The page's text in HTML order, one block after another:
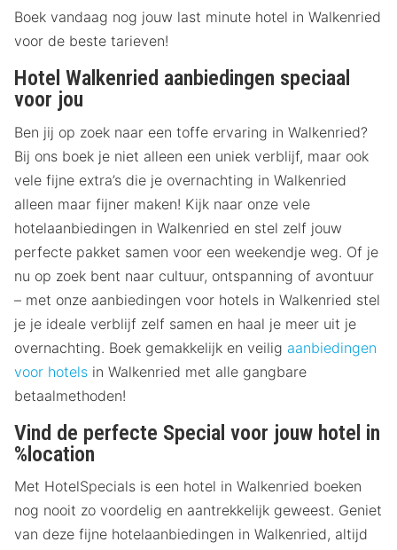
Boek vandaag nog jouw last minute hotel in Walkenried
voor de beste tarieven!
Hotel Walkenried aanbiedingen speciaal
voor jou
Ben jij op zoek naar een toffe ervaring in Walkenried?
Bij ons boek je niet alleen een uniek verblijf, maar ook
vele fijne extra’s die je overnachting in Walkenried
alleen maar fijner maken! Kijk naar onze vele
hotelaanbiedingen in Walkenried en stel zelf jouw
perfecte pakket samen voor een weekendje weg. Of je
nu op zoek bent naar cultuur, ontspanning of avontuur
– met onze aanbiedingen voor hotels in Walkenried stel
je je ideale verblijf zelf samen en haal je meer uit je
overnachting. Boek gemakkelijk en veilig aanbiedingen
voor hotels in Walkenried met alle gangbare
betaalmethoden!
Vind de perfecte Special voor jouw hotel in
%location
Met HotelSpecials is een hotel in Walkenried boeken
nog nooit zo voordelig en aantrekkelijk geweest. Geniet
van deze fijne hotelaanbiedingen in Walkenried, altijd